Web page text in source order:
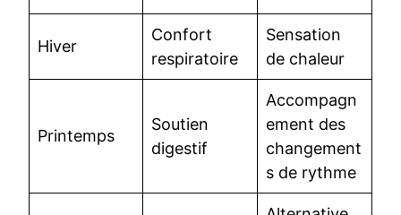
Hiver
Confort
respiratoire
Sensation
de chaleur
Printemps
Soutien
digestif
Accompagn
ement des
changement
s de rythme